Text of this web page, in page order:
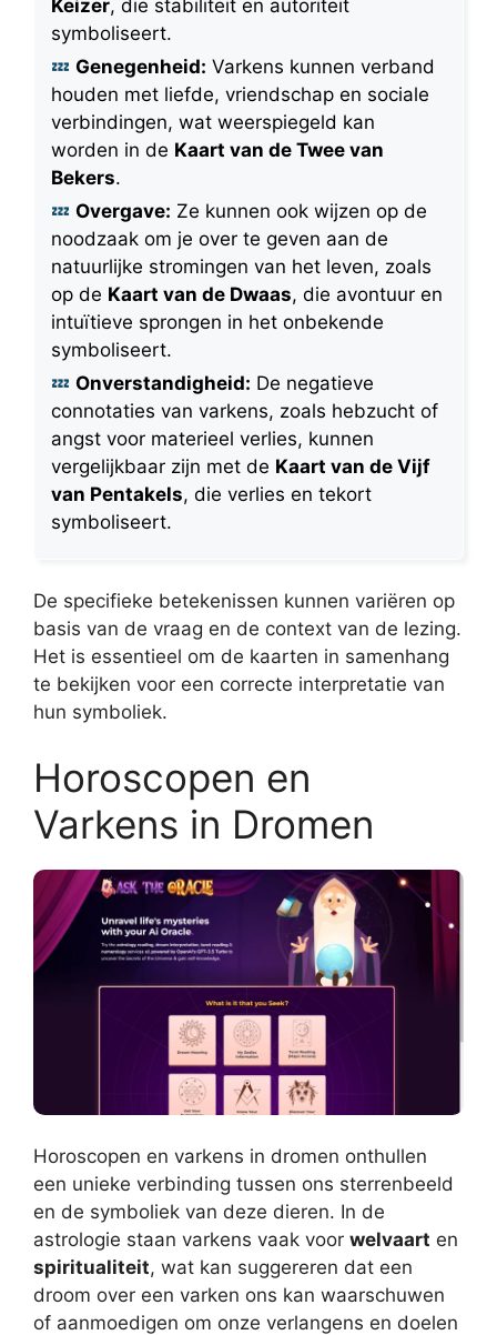
Keizer, die stabiliteit en autoriteit
symboliseert.
Genegenheid: Varkens kunnen verband
houden met liefde, vriendschap en sociale
verbindingen, wat weerspiegeld kan
worden in de Kaart van de Twee van
Bekers.
Overgave: Ze kunnen ook wijzen op de
noodzaak om je over te geven aan de
natuurlijke stromingen van het leven, zoals
op de Kaart van de Dwaas, die avontuur en
intuïtieve sprongen in het onbekende
symboliseert.
Onverstandigheid: De negatieve
connotaties van varkens, zoals hebzucht of
angst voor materieel verlies, kunnen
vergelijkbaar zijn met de Kaart van de Vijf
van Pentakels, die verlies en tekort
symboliseert.
De specifieke betekenissen kunnen variëren op
basis van de vraag en de context van de lezing.
Het is essentieel om de kaarten in samenhang
te bekijken voor een correcte interpretatie van
hun symboliek.
Horoscopen en
Varkens in Dromen
Horoscopen en varkens in dromen onthullen
een unieke verbinding tussen ons sterrenbeeld
en de symboliek van deze dieren. In de
astrologie staan varkens vaak voor welvaart en
spiritualiteit, wat kan suggereren dat een
droom over een varken ons kan waarschuwen
of aanmoedigen om onze verlangens en doelen